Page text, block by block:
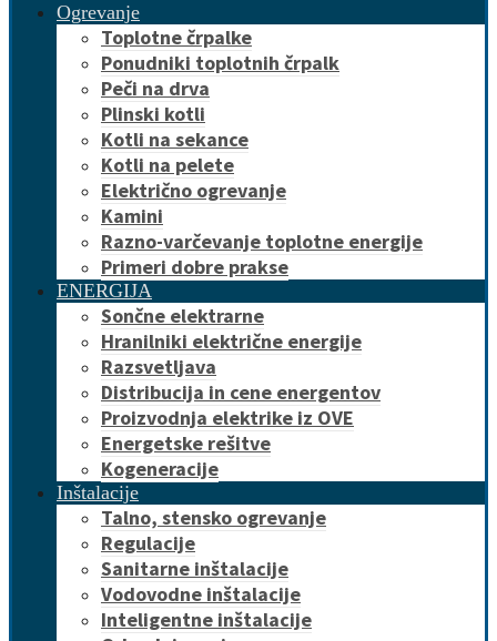
Ogrevanje
Toplotne črpalke
Ponudniki toplotnih črpalk
Peči na drva
Plinski kotli
Kotli na sekance
Kotli na pelete
Električno ogrevanje
Kamini
Razno-varčevanje toplotne energije
Primeri dobre prakse
ENERGIJA
Sončne elektrarne
Hranilniki električne energije
Razsvetljava
Distribucija in cene energentov
Proizvodnja elektrike iz OVE
Energetske rešitve
Kogeneracije
Inštalacije
Talno, stensko ogrevanje
Regulacije
Sanitarne inštalacije
Vodovodne inštalacije
Inteligentne inštalacije